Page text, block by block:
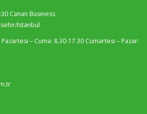
Canan Business
Istanbul
– Cuma: 8.30-17.30 Cumartesi – Pazar: